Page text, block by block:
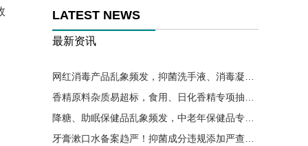
LATEST NEWS
最新资讯